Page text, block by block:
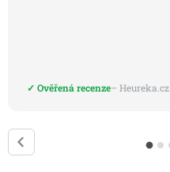
✓ Ověřená recenze– Heureka.cz